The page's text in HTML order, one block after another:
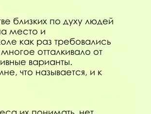
близких по духу людей
место и
как раз требовались
отталкивало от
варианты.
что называется, и к